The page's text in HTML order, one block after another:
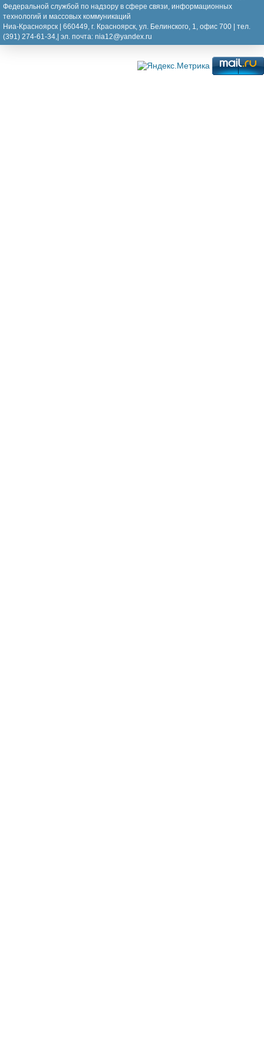
Федеральной службой по надзору в сфере связи, информационных
технологий и массовых коммуникаций
Ниа-Красноярск | 660449, г. Красноярск, ул. Белинского, 1, офис 700 | тел.
(391) 274-61-34,| эл. почта: nia12@yandex.ru